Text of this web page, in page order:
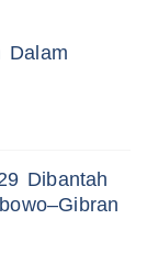
Dalam
Dibantah